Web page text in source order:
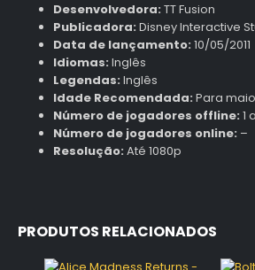
Desenvolvedora: TT Fusion
Publicadora: Disney Interactive
Data de lançamento: 10/05/2011
Idiomas: Inglês
Legendas: Inglês
Idade Recomendada: Para
Número de jogadores offline: 1
Número de jogadores online: –
Resolução: Até 1080p
PRODUTOS RELACIONADOS